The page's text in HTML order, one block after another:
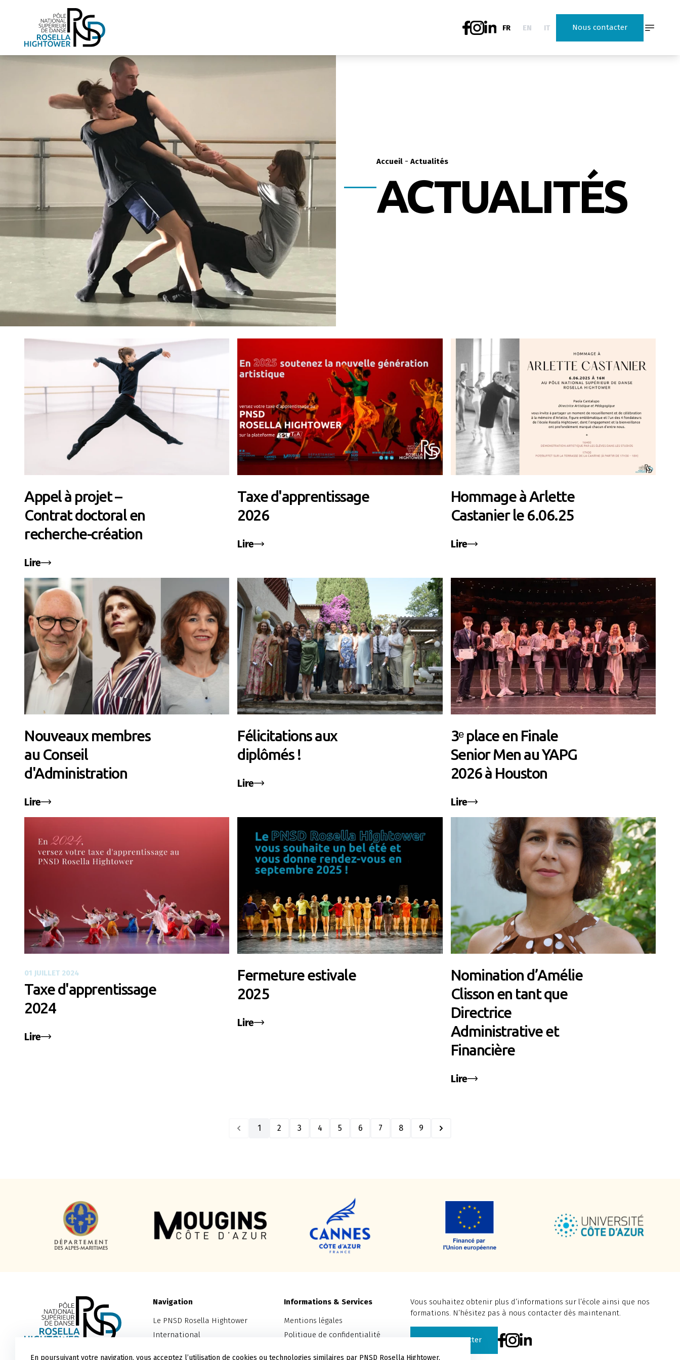
FR EN IT Nous contacter
Accueil - Actualités
ACTUALITÉS
Appel à projet –
Contrat doctoral en
recherche-création
Lire
Taxe d'apprentissage
2026
Lire
Hommage à Arlette
Castanier le 6.06.25
Lire
Nouveaux membres
au Conseil
d'Administration
Lire
Félicitations aux
diplômés !
Lire
3ᵉ place en Finale
Senior Men au YAPG
2026 à Houston
Lire
01 JUILLET 2024
Taxe d'apprentissage
2024
Lire
Fermeture estivale
2025
Lire
Nomination d’Amélie
Clisson en tant que
Directrice
Administrative et
Financière
Lire
Prev Page
1 2 3 4 5 6 7 8 9
Next Page
Navigation
Le PNSD Rosella Hightower
International
Informations & Services
Mentions légales
Politique de confidentialité
Vous souhaitez obtenir plus d’informations sur l’école ainsi que nos
formations. N’hésitez pas à nous contacter dès maintenant.
Nous contacter
En poursuivant votre navigation, vous acceptez l’utilisation de cookies ou technologies similaires par PNSD Rosella Hightower,